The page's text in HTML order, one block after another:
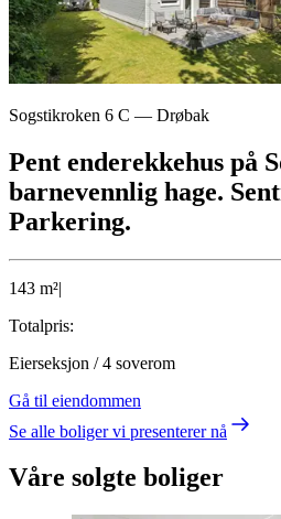
Sogstikroken 6 C — Drøbak
Pent enderekkehus på
barnevennlig hage.
Parkering.
143 m²|
Totalpris:
Eierseksjon /4 soverom
Gå til eiendommen
Se alle boliger vi presenterer nå
Våre solgte boliger